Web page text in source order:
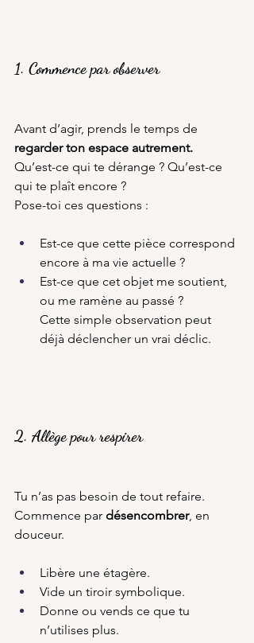
1. Commence par observer
Avant d’agir, prends le temps de
regarder ton espace autrement.
Qu’est-ce qui te dérange ? Qu’est-ce
qui te plaît encore ?
Pose-toi ces questions :
Est-ce que cette pièce correspond
encore à ma vie actuelle ?
Est-ce que cet objet me soutient,
ou me ramène au passé ?
Cette simple observation peut
déjà déclencher un vrai déclic.
2. Allège pour respirer
Tu n’as pas besoin de tout refaire.
Commence par désencombrer, en
douceur.
Libère une étagère.
Vide un tiroir symbolique.
Donne ou vends ce que tu
n’utilises plus.